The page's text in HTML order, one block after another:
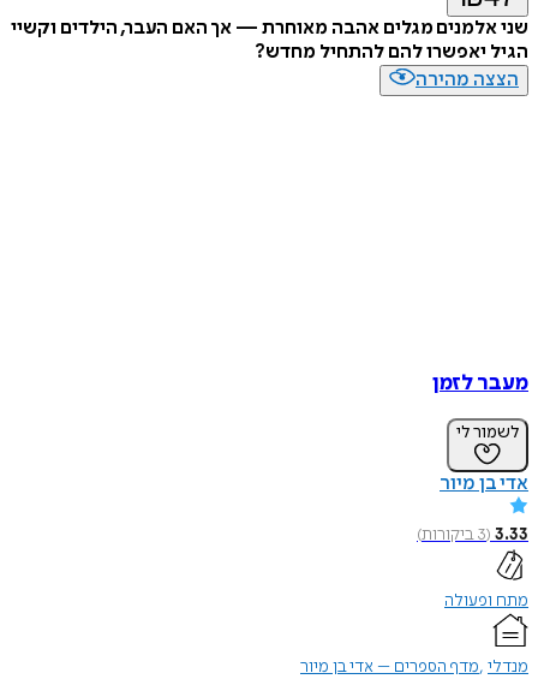
מגלים אהבה מאוחרת — אך האם העבר, הילדים וקשיי
יאפשרו להם להתחיל מחדש?
מהירה
לזמן
לי
מיור
3ביקורות)
מדף הספרים – אדי בן מיור